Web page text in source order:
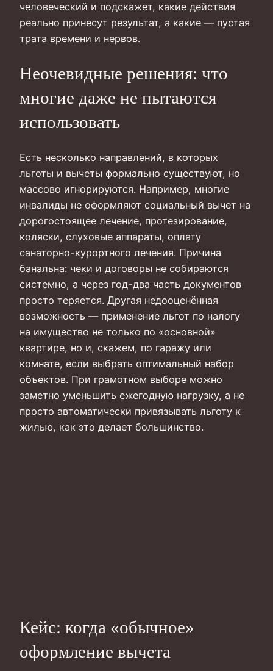
человеческий и подскажет, какие действия
реально принесут результат, а какие — пустая
трата времени и нервов.
Неочевидные решения: что
многие даже не пытаются
использовать
Есть несколько направлений, в которых
льготы и вычеты формально существуют, но
массово игнорируются. Например, многие
инвалиды не оформляют социальный вычет на
дорогостоящее лечение, протезирование,
коляски, слуховые аппараты, оплату
санаторно-курортного лечения. Причина
банальна: чеки и договоры не собираются
системно, а через год-два часть документов
просто теряется. Другая недооценённая
возможность — применение льгот по налогу
на имущество не только по «основной»
квартире, но и, скажем, по гаражу или
комнате, если выбрать оптимальный набор
объектов. При грамотном выборе можно
заметно уменьшить ежегодную нагрузку, а не
просто автоматически привязывать льготу к
жилью, как это делает большинство.
Кейс: когда «обычное»
оформление вычета